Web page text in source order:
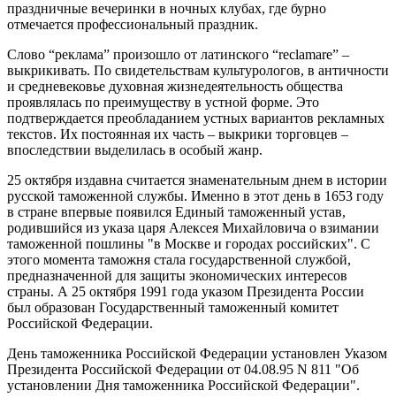
праздничные вечеринки в ночных клубах, где бурно
отмечается профессиональный праздник.
Слово “реклама” произошло от латинского “reclamare” –
выкрикивать. По свидетельствам культурологов, в античности
и средневековье духовная жизнедеятельность общества
проявлялась по преимуществу в устной форме. Это
подтверждается преобладанием устных вариантов рекламных
текстов. Их постоянная их часть – выкрики торговцев –
впоследствии выделилась в особый жанр.
25 октября издавна считается знаменательным днем в истории
русской таможенной службы. Именно в этот день в 1653 году
в стране впервые появился Единый таможенный устав,
родившийся из указа царя Алексея Михайловича о взимании
таможенной пошлины "в Москве и городах российских". С
этого момента таможня стала государственной службой,
предназначенной для защиты экономических интересов
страны. А 25 октября 1991 года указом Президента России
был образован Государственный таможенный комитет
Российской Федерации.
День таможенника Российской Федерации установлен Указом
Президента Российской Федерации от 04.08.95 N 811 "Об
установлении Дня таможенника Российской Федерации".